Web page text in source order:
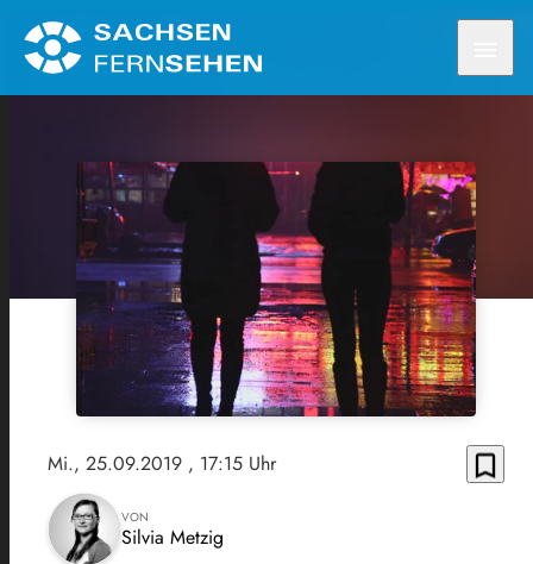
Mi., 25.09.2019 , 17:15 Uhr bookmark_border
VON
Silvia Metzig